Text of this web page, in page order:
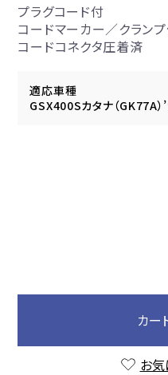
プラグコード付
コードマーカー／クラン
コードコネクタ圧着済
適応車種
GSX400Sカタナ（GK77A）
カー
お